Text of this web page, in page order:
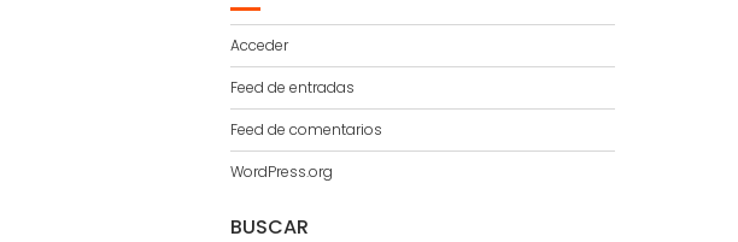
Acceder
Feed de entradas
Feed de comentarios
WordPress.org
BUSCAR